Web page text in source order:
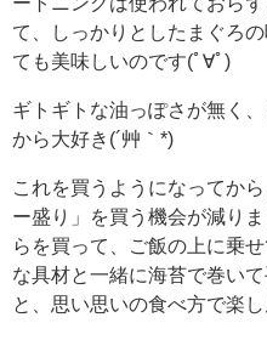
て、しっかりとしたまぐろ
ても美味しいのです(ﾟ∀ﾟ)
ギトギトな油っぽさが無く
から大好き(´艸｀*)
これを買うようになってか
ー盛り」を買う機会が減り
らを買って、ご飯の上に乗
な具材と一緒に海苔で巻い
と、思い思いの食べ方で楽